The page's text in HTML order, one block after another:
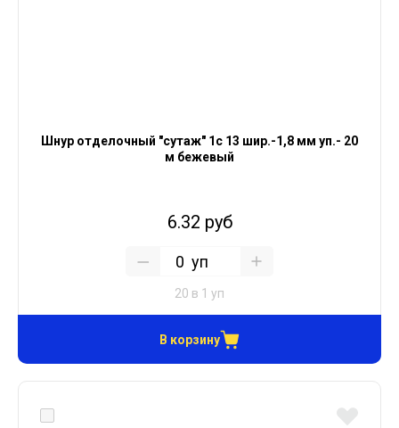
Шнур отделочный "сутаж" 1с 13 шир.-1,8 мм уп.- 20
м бежевый
6.32 руб
уп
20 в 1 уп
В корзину